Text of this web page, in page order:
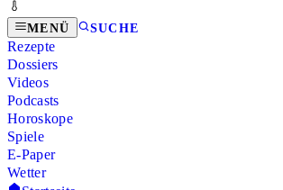
MENÜ SUCHE
Rezepte
Dossiers
Videos
Podcasts
Horoskope
Spiele
E-Paper
Wetter